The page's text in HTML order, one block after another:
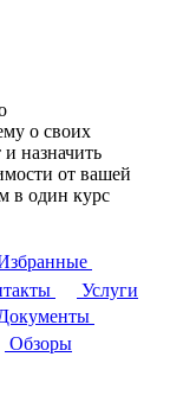
о своих
назначить
от вашей
в один курс
Услуги
Обзоры